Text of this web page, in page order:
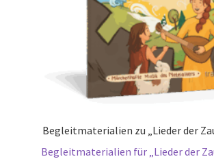
Begleitmaterialien zu „Lieder der
Begleitmaterialien für „Lieder der